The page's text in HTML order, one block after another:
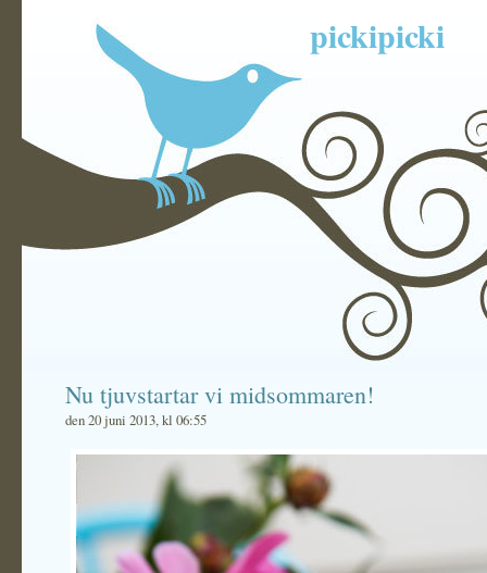
pickipicki
Nu tjuvstartar vi midsommaren!
den 20 juni 2013, kl 06:55